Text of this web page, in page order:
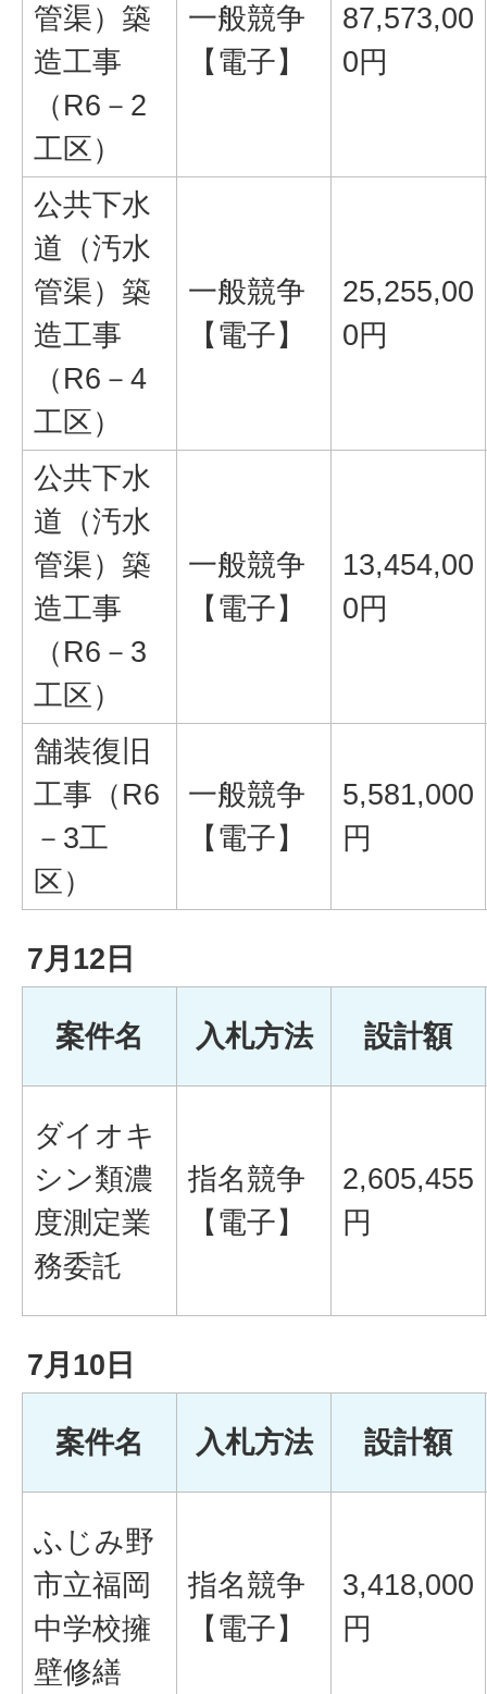
管渠）築
造工事
（R6－2
工区）
一般競争
【電子】
87,573,00
0円
公共下水
道（汚水
管渠）築
造工事
（R6－4
工区）
一般競争
【電子】
25,255,00
0円
公共下水
道（汚水
管渠）築
造工事
（R6－3
工区）
一般競争
【電子】
13,454,00
0円
舗装復旧
工事（R6
－3工
区）
一般競争
【電子】
5,581,000
円
7月12日
案件名 入札方法 設計額
ダイオキ
シン類濃
度測定業
務委託
指名競争
【電子】
2,605,455
円
7月10日
案件名 入札方法 設計額
ふじみ野
市立福岡
中学校擁
壁修繕
指名競争
【電子】
3,418,000
円